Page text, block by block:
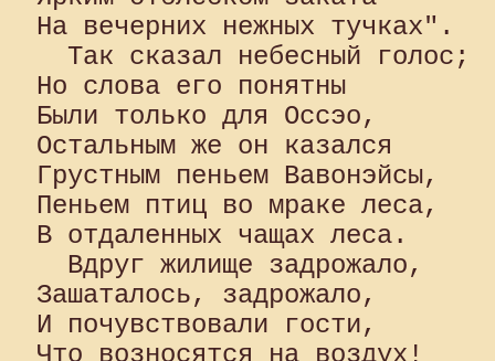
На вечерних нежных тучках".
  Так сказал небесный голос;
Но слова его понятны
Были только для Оссэо,
Остальным же он казался
Грустным пеньем Вавонэйсы,
Пеньем птиц во мраке леса,
В отдаленных чащах леса.
  Вдруг жилище задрожало,
Зашаталось, задрожало,
И почувствовали гости,